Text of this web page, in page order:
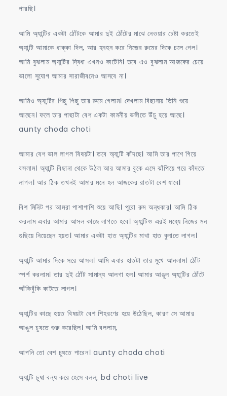
পারছি।
আমি অ্যান্টির একটা ঠোঁটকে আমার দুই ঠোঁটের মাঝে নেওয়ার চেষ্টা করতেই
অ্যান্টি আমাকে ধাক্কা দিল, আর হনহন করে নিজের রুমের দিকে চলে গেল।
আমি বুঝলাম অ্যান্টির দ্বিধা এখনও কাটেনি। তবে এও বুঝলাম আজকের চেয়ে
ভালো সুযোগ আমার সারাজীবনেও আসবে না।
আমিও অ্যান্টির পিছু পিছু তার রুমে গেলাম। দেখলাম বিছানায় তিনি শুয়ে
আছেন। ফলে তার পাছাটা বেশ একটা কামনীয় ভঙ্গীতে উঁচু হয়ে আছে।
aunty choda choti
আমার বেশ ভাল লাগল বিষয়টা। তবে অ্যান্টি কাঁদছে। আমি তার পাশে গিয়ে
বসলাম। অ্যান্টি বিছানা থেকে উঠল আর আমার বুকে এসে ঝাঁপিয়ে পরে কাঁদতে
লাগল। আর ঠিক তখনই আমার মনে হল আজকের রাতটা বেশ যাবে।
বিশ মিনিট পর আমরা পাশাপাশি শুয়ে আছি। পুরো রুম অন্ধকার। আমি ঠিক
করলাম এবার আমার আসল কাজে লাগতে হবে। অ্যান্টিও এরই মধ্যে নিজের মন
গুছিয়ে নিয়েছেন হয়ত। আমার একটা হাত অ্যান্টির মাথা হাত বুলাতে লাগল।
অ্যান্টি আমার দিকে সরে আসল। আমি এবার হাতটা তার মুখে আনলাম। ঠোঁট
স্পর্শ করলাম। তার দুই ঠোঁট সামান্য আলগা হল। আমার আঙুল অ্যান্টির ঠোঁটে
আঁকিবুঁকি কাটতে লাগল।
অ্যান্টির কাছে হয়ত বিষয়টা বেশ শিহরণের হয়ে উঠেছিল, কারণ সে আমার
আঙুল চুষতে শুরু করেছিল। আমি বললাম,
আপনি তো বেশ চুষতে পারেন। aunty choda choti
অ্যান্টি চুষা বন্ধ করে হেসে বলল, bd choti live